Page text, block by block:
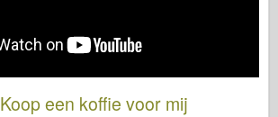
Koop een koffie voor mij